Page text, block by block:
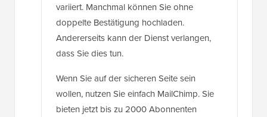
variiert. Manchmal können Sie ohne
doppelte Bestätigung hochladen.
Andererseits kann der Dienst verlangen,
dass Sie dies tun.
Wenn Sie auf der sicheren Seite sein
wollen, nutzen Sie einfach MailChimp. Sie
bieten jetzt bis zu 2000 Abonnenten